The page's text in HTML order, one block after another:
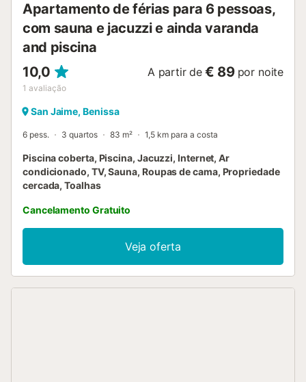
Apartamento de férias para 6 pessoas,
com sauna e jacuzzi e ainda varanda
and piscina
10,0
1 avaliação
A partir de € 89 por noite
San Jaime, Benissa
6 pess. 3 quartos 83 m² 1,5 km para a costa
Piscina coberta, Piscina, Jacuzzi, Internet, Ar
condicionado, TV, Sauna, Roupas de cama, Propriedade
cercada, Toalhas
Cancelamento Gratuito
Veja oferta